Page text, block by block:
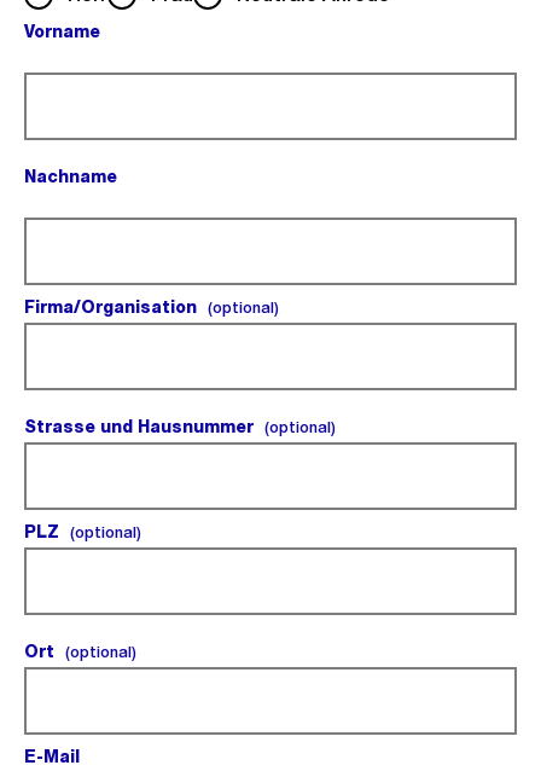
Vorname
Nachname
Firma/Organisation (optional)(optional).
Strasse und Hausnummer (optional)(optional).
PLZ (optional)(optional).
Ort (optional)(optional).
E-Mail